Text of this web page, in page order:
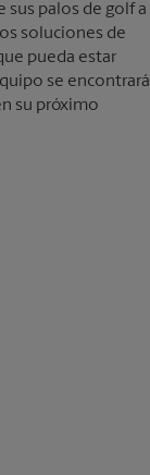
sus palos de golf a
soluciones de
pueda estar
se encontrará
su próximo